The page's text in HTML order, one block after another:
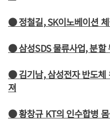
● 정철길, SK이노베이션
● 삼성SDS 물류사업, 분할
● 김기남, 삼성전자 반도체
져
● 황창규 KT의 인수합병